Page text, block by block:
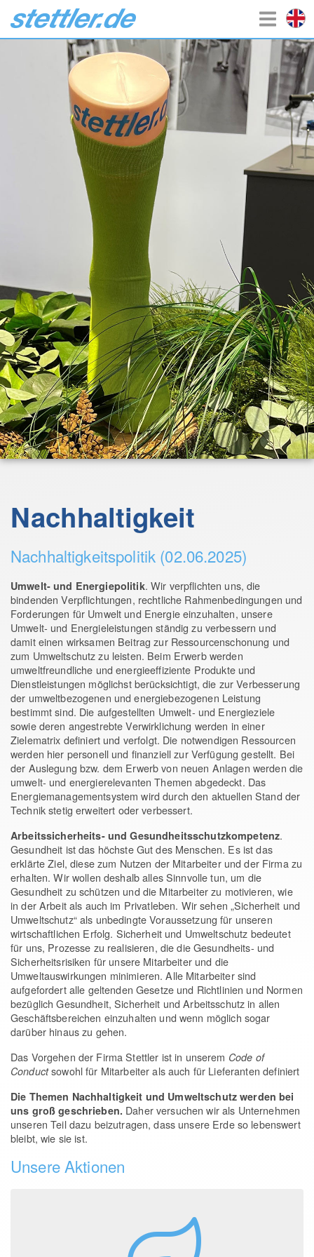
Nachhaltigkeit
Nachhaltigkeitspolitik (02.06.2025)
Umwelt- und Energiepolitik. Wir verpflichten uns, die
bindenden Verpflichtungen, rechtliche Rahmenbedingungen und
Forderungen für Umwelt und Energie einzuhalten, unsere
Umwelt- und Energieleistungen ständig zu verbessern und
damit einen wirksamen Beitrag zur Ressourcenschonung und
zum Umweltschutz zu leisten. Beim Erwerb werden
umweltfreundliche und energieeffiziente Produkte und
Dienstleistungen möglichst berücksichtigt, die zur Verbesserung
der umweltbezogenen und energiebezogenen Leistung
bestimmt sind. Die aufgestellten Umwelt- und Energieziele
sowie deren angestrebte Verwirklichung werden in einer
Zielematrix definiert und verfolgt. Die notwendigen Ressourcen
werden hier personell und finanziell zur Verfügung gestellt. Bei
der Auslegung bzw. dem Erwerb von neuen Anlagen werden die
umwelt- und energierelevanten Themen abgedeckt. Das
Energiemanagementsystem wird durch den aktuellen Stand der
Technik stetig erweitert oder verbessert.
Arbeitssicherheits- und Gesundheitsschutzkompetenz.
Gesundheit ist das höchste Gut des Menschen. Es ist das
erklärte Ziel, diese zum Nutzen der Mitarbeiter und der Firma zu
erhalten. Wir wollen deshalb alles Sinnvolle tun, um die
Gesundheit zu schützen und die Mitarbeiter zu motivieren, wie
in der Arbeit als auch im Privatleben. Wir sehen „Sicherheit und
Umweltschutz“ als unbedingte Voraussetzung für unseren
wirtschaftlichen Erfolg. Sicherheit und Umweltschutz bedeutet
für uns, Prozesse zu realisieren, die die Gesundheits- und
Sicherheitsrisiken für unsere Mitarbeiter und die
Umweltauswirkungen minimieren. Alle Mitarbeiter sind
aufgefordert alle geltenden Gesetze und Richtlinien und Normen
bezüglich Gesundheit, Sicherheit und Arbeitsschutz in allen
Geschäftsbereichen einzuhalten und wenn möglich sogar
darüber hinaus zu gehen.
Das Vorgehen der Firma Stettler ist in unserem Code of
Conductsowohl für Mitarbeiter als auch für Lieferanten definiert
Die Themen Nachhaltigkeit und Umweltschutz werden bei
uns groß geschrieben. Daher versuchen wir als Unternehmen
unseren Teil dazu beizutragen, dass unsere Erde so lebenswert
bleibt, wie sie ist.
Unsere Aktionen